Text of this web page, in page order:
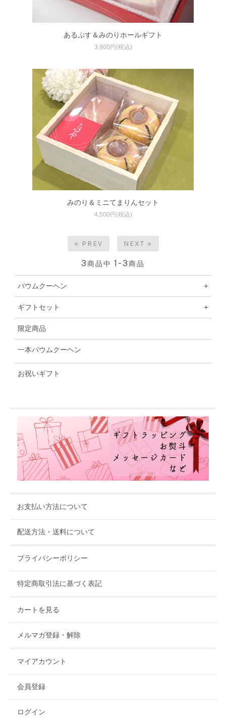
あるぷす＆みのりホールギフト
3,900円(税込)
みのり＆ミニてまりんセット
4,500円(税込)
« PREV NEXT »
3商品中 1-3商品
バウムクーヘン +
ギフトセット +
限定商品
一本バウムクーヘン
お祝いギフト
お支払い方法について
配送方法・送料について
プライバシーポリシー
特定商取引法に基づく表記
カートを見る
メルマガ登録・解除
マイアカウント
会員登録
ログイン